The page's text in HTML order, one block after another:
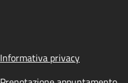
Informativa privacy